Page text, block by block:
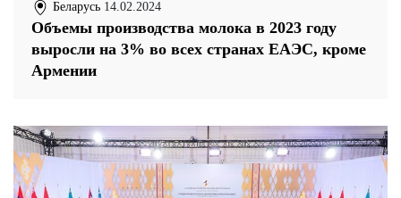
Беларусь 14.02.2024
Объемы производства молока в 2023 году
выросли на 3% во всех странах ЕАЭС, кроме
Армении